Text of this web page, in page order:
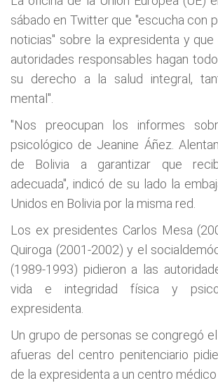
sábado en Twitter que "escucha con
noticias" sobre la expresidenta y
autoridades responsables hagan
su derecho a la salud integral,
mental".
"Nos preocupan los informes
psicológico de Jeanine Áñez.
de Bolivia a garantizar que
adecuada", indicó de su lado la
Unidos en Bolivia por la misma red.
Los ex presidentes Carlos Mesa
Quiroga (2001-2002) y el
(1989-1993) pidieron a las
vida e integridad física y
expresidenta.
Un grupo de personas se congregó
afueras del centro penitenciario
de la expresidenta a un centro